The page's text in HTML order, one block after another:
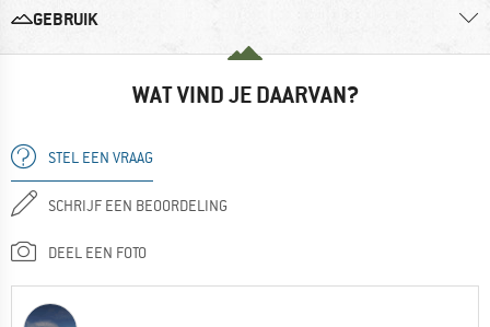
GEBRUIK
WAT VIND JE DAARVAN?
STEL EEN VRAAG
SCHRIJF EEN BEOORDELING
DEEL EEN FOTO